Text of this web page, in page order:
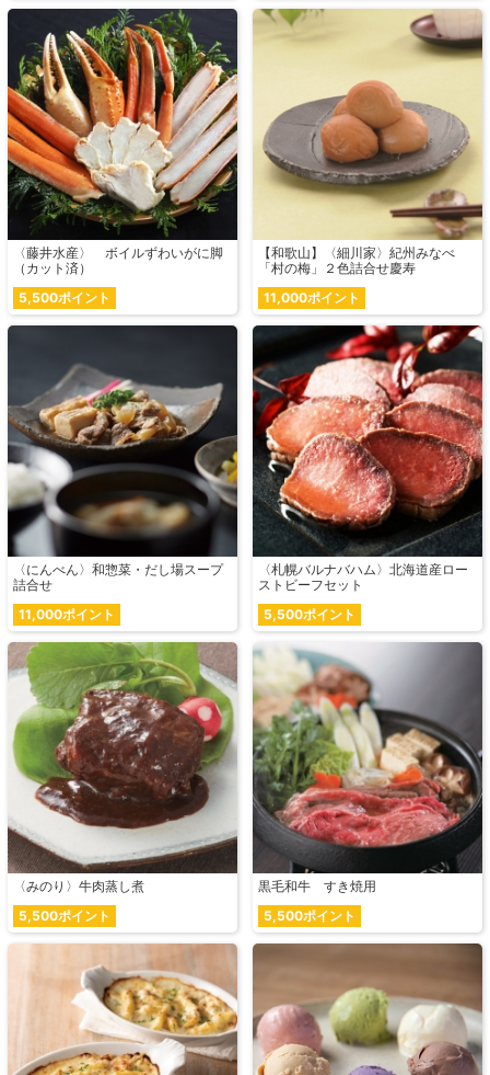
〈藤井水産〉 ボイルずわいがに脚
（カット済）
5,500ポイント
【和歌山】〈細川家〉紀州みなべ
「村の梅」２色詰合せ慶寿
11,000ポイント
〈にんべん〉和惣菜・だし場スープ
詰合せ
11,000ポイント
〈札幌バルナバハム〉北海道産ロー
ストビーフセット
5,500ポイント
〈みのり〉牛肉蒸し煮
5,500ポイント
黒毛和牛 すき焼用
5,500ポイント